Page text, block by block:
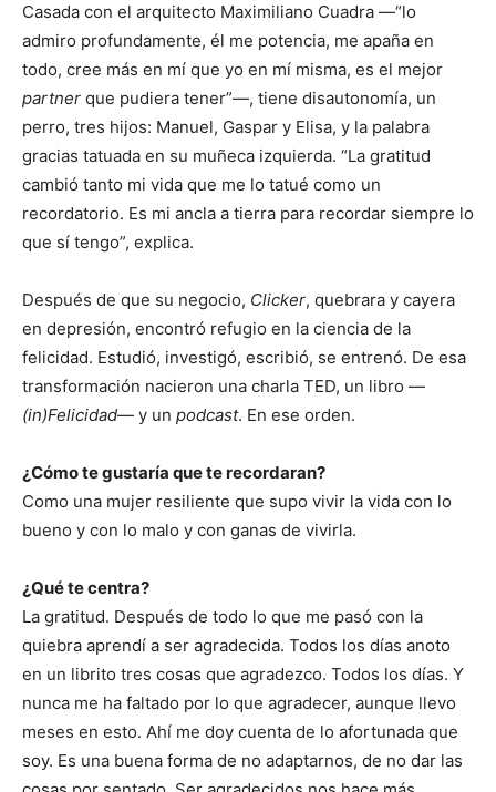
Casada con el arquitecto Maximiliano Cuadra —“lo
admiro profundamente, él me potencia, me apaña en
todo, cree más en mí que yo en mí misma, es el mejor
partner que pudiera tener”—, tiene disautonomía, un
perro, tres hijos: Manuel, Gaspar y Elisa, y la palabra
gracias tatuada en su muñeca izquierda. “La gratitud
cambió tanto mi vida que me lo tatué como un
recordatorio. Es mi ancla a tierra para recordar siempre lo
que sí tengo”, explica.
Después de que su negocio, Clicker, quebrara y cayera
en depresión, encontró refugio en la ciencia de la
felicidad. Estudió, investigó, escribió, se entrenó. De esa
transformación nacieron una charla TED, un libro —
(in)Felicidad— y un podcast. En ese orden.
¿Cómo te gustaría que te recordaran?
Como una mujer resiliente que supo vivir la vida con lo
bueno y con lo malo y con ganas de vivirla.
¿Qué te centra?
La gratitud. Después de todo lo que me pasó con la
quiebra aprendí a ser agradecida. Todos los días anoto
en un librito tres cosas que agradezco. Todos los días. Y
nunca me ha faltado por lo que agradecer, aunque llevo
meses en esto. Ahí me doy cuenta de lo afortunada que
soy. Es una buena forma de no adaptarnos, de no dar las